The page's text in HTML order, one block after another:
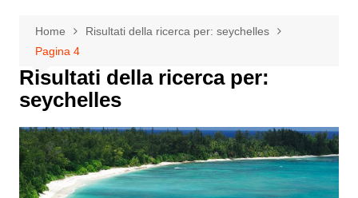
Home
Risultati della ricerca per: seychelles
Pagina 4
Risultati della ricerca per:
seychelles